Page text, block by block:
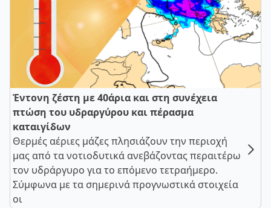
Έντονη ζέστη με 40άρια και στη συνέχεια
πτώση του υδραργύρου και πέρασμα
καταιγίδων
Θερμές αέριες μάζες πλησιάζουν την περιοχή
μας από τα νοτιοδυτικά ανεβάζοντας περαιτέρω
τον υδράργυρο για το επόμενο τετραήμερο.
Σύμφωνα με τα σημερινά προγνωστικά στοιχεία
οι